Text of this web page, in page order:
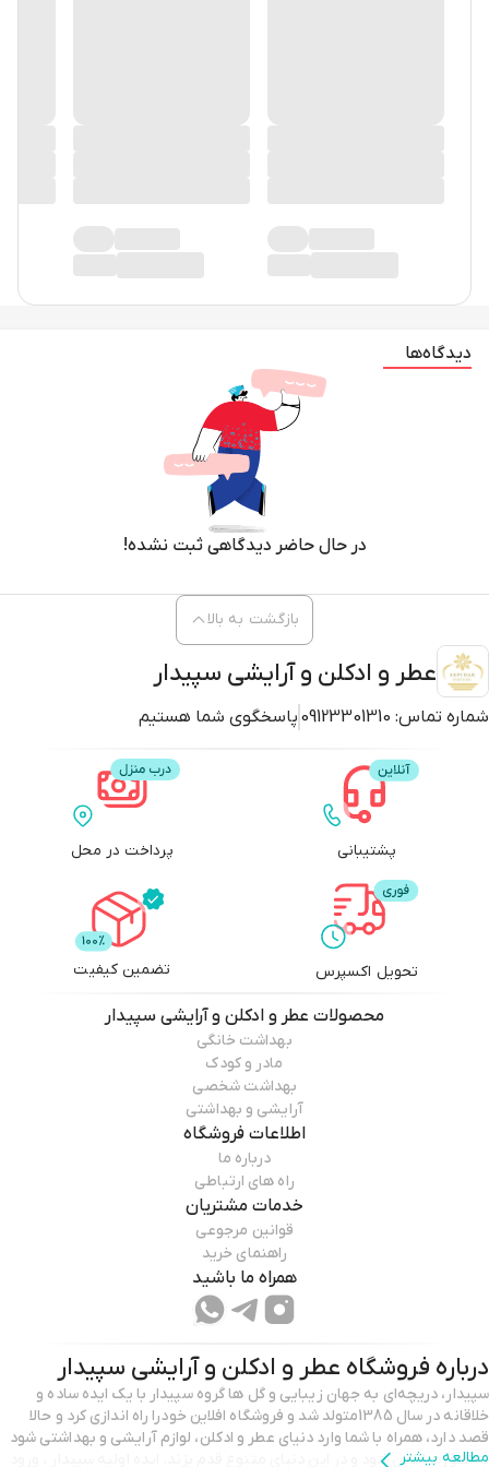
عطر و ادکلن و آرایشی سپیدار
شماره تماس: 09123301310 پاسخگوی شما هستیم
بازگشت به بالا
پشتیبانی پرداخت در محل
تحویل اکسپرس تضمین کیفیت
محصولات عطر و ادکلن و آرایشی سپیدار
بهداشت خانگی
مادر و کودک
بهداشت شخصی
آرایشی و بهداشتی
اطلاعات فروشگاه
درباره ما
راه های ارتباطی
خدمات مشتریان
قوانین مرجوعی
راهنمای خرید
همراه ما باشید
درباره فروشگاه عطر و ادکلن و آرایشی سپیدار
سپیدار، دریچه‌ای به جهان زیبایی و گل ها گروه سپیدار با یک ایده‌ ساده و
خلاقانه در سال 1385متولد شد و فروشگاه افلاین خودرا راه اندازی کرد و حالا
قصد دارد، همراه با شما وارد دنیای عطر و ادکلن، لوازم آرایشی و بهداشتی شود
مطالعه بیشتر